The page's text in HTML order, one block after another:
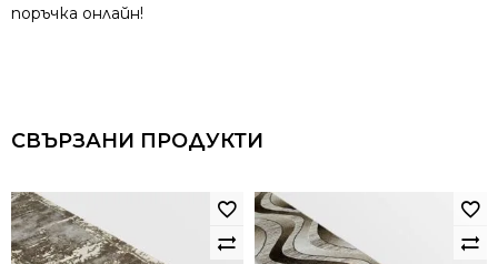
поръчка онлайн!
СВЪРЗАНИ ПРОДУКТИ